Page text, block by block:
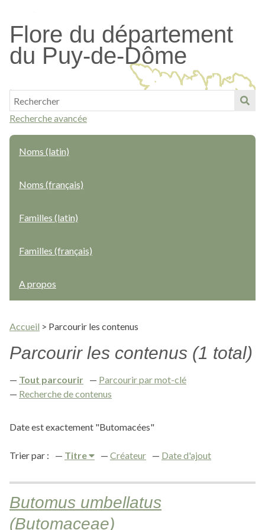
contenu
principal
Flore du département
du Puy-de-Dôme
Recherche avancée
Noms (latin)
Noms (français)
Familles (latin)
Familles (français)
A propos
Accueil > Parcourir les contenus
Parcourir les contenus (1 total)
Tout parcourir
Parcourir par mot-clé
Recherche de contenus
Date est exactement "Butomacées"
Trier par : Titre Créateur Date d'ajout
Butomus umbellatus
(Butomaceae)